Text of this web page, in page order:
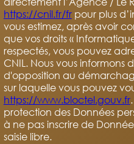
https://cnil.fr/frpour plus
vous estimez, après avoir
que vos droits «
respectés, vous pouvez
CNIL. Nous vous informons
d'opposition au
sur laquelle vous pouvez
https://www.bloctel.gouv.fr
protection des Données
à ne pas inscrire de
saisie libre.